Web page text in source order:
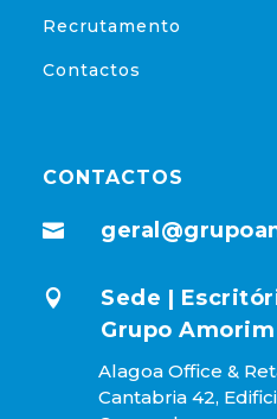
Recrutamento
Contactos
CONTACTOS


Sede |
Grupo
Alagoa Office &
Cantabria 42,